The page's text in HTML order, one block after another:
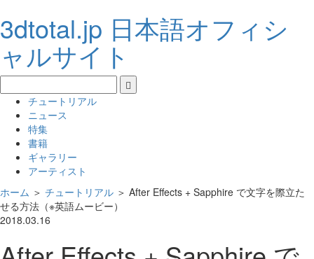
3dtotal.jp 日本語オフィシ
ャルサイト
チュートリアル
ニュース
特集
書籍
ギャラリー
アーティスト
ホーム ＞ チュートリアル ＞ After Effects + Sapphire で文字を際立た
せる方法（※英語ムービー）
2018.03.16